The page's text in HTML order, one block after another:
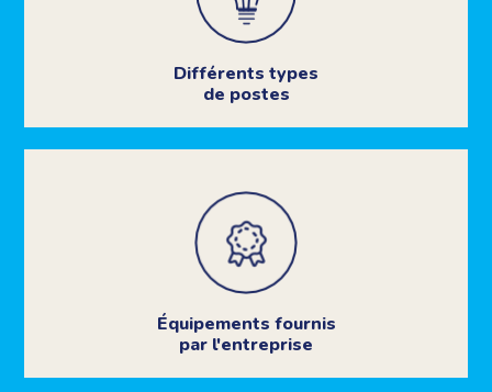
Différents types
de postes
Équipements fournis
par l'entreprise